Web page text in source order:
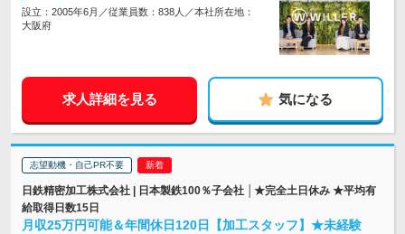
設立：2005年6月／従業員数：838人／本社所在地：
大阪府
求人詳細を見る 気になる
志望動機・自己PR不要
日鉄精密加工株式会社 | 日本製鉄100％子会社 │★完全土日休み ★平均有
給取得日数15日
月収25万円可能＆年間休日120日【加工スタッフ】★未経験